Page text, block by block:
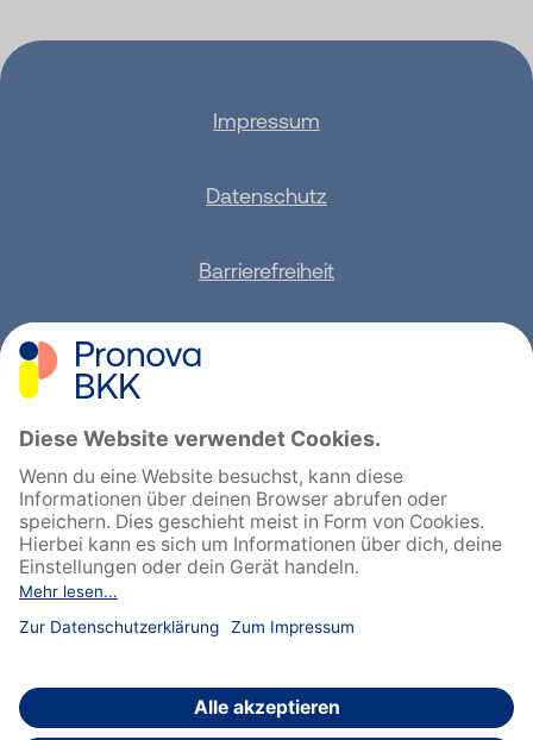
Impressum
Datenschutz
Barrierefreiheit
English
Cookie-Einstellungen